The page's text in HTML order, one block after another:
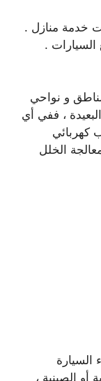
خدمة منازل .
السيارات .
و نواحي
، ففي أي
كهربائي
الخلل
السيارة
أو الصينية ،